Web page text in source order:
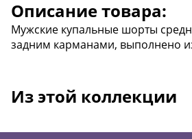
Описание товара:
Мужские купальные шорты
задним карманами, выполнено
Из этой коллекции